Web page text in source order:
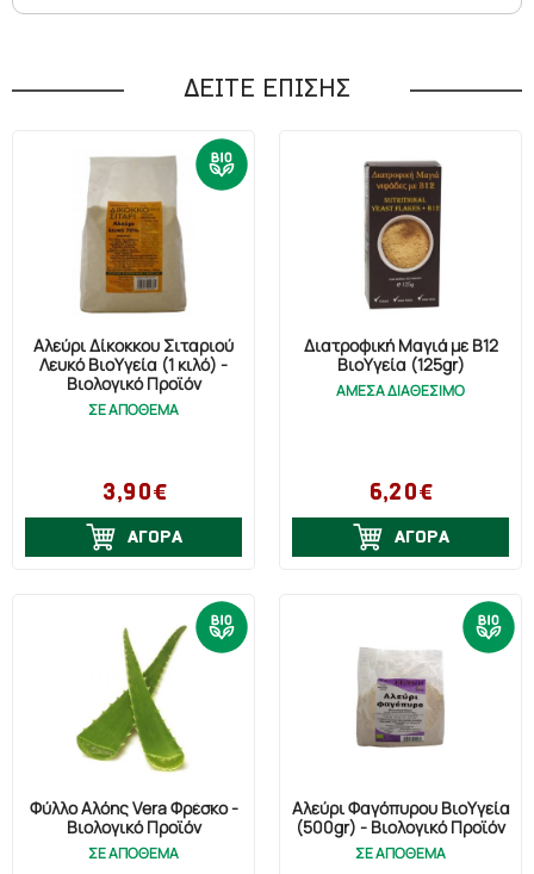
ΔΕΙΤΕ ΕΠΙΣΗΣ
Αλεύρι Δίκοκκου Σιταριού
Λευκό ΒιοΥγεία (1 κιλό) -
Βιολογικό Προϊόν
ΣΕ ΑΠΟΘΕΜΑ
3,90€
ΑΓΟΡΑ
Διατροφική Μαγιά με Β12
ΒιοΥγεία (125gr)
ΑΜΕΣΑ ΔΙΑΘΕΣΙΜΟ
6,20€
ΑΓΟΡΑ
Φύλλο Αλόης Vera Φρέσκο -
Βιολογικό Προϊόν
ΣΕ ΑΠΟΘΕΜΑ
Αλεύρι Φαγόπυρου ΒιοΥγεία
(500gr) - Βιολογικό Προϊόν
ΣΕ ΑΠΟΘΕΜΑ